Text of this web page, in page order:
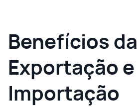
Benefícios da
Exportação e
Importação